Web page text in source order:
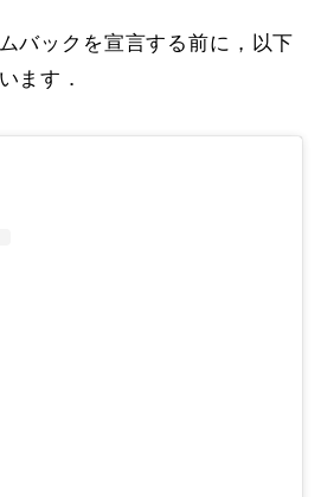
バックを宣言する前に，以下
ます．